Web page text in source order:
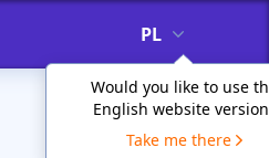
PL
Would you like to use
English website
Take me there